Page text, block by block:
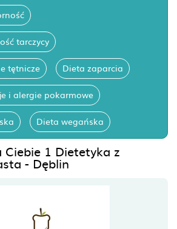
tarczycy
tętnicze Dieta zaparcia
i alergie pokarmowe
Dieta wegańska
Ciebie 1 Dietetyka z
- Dęblin